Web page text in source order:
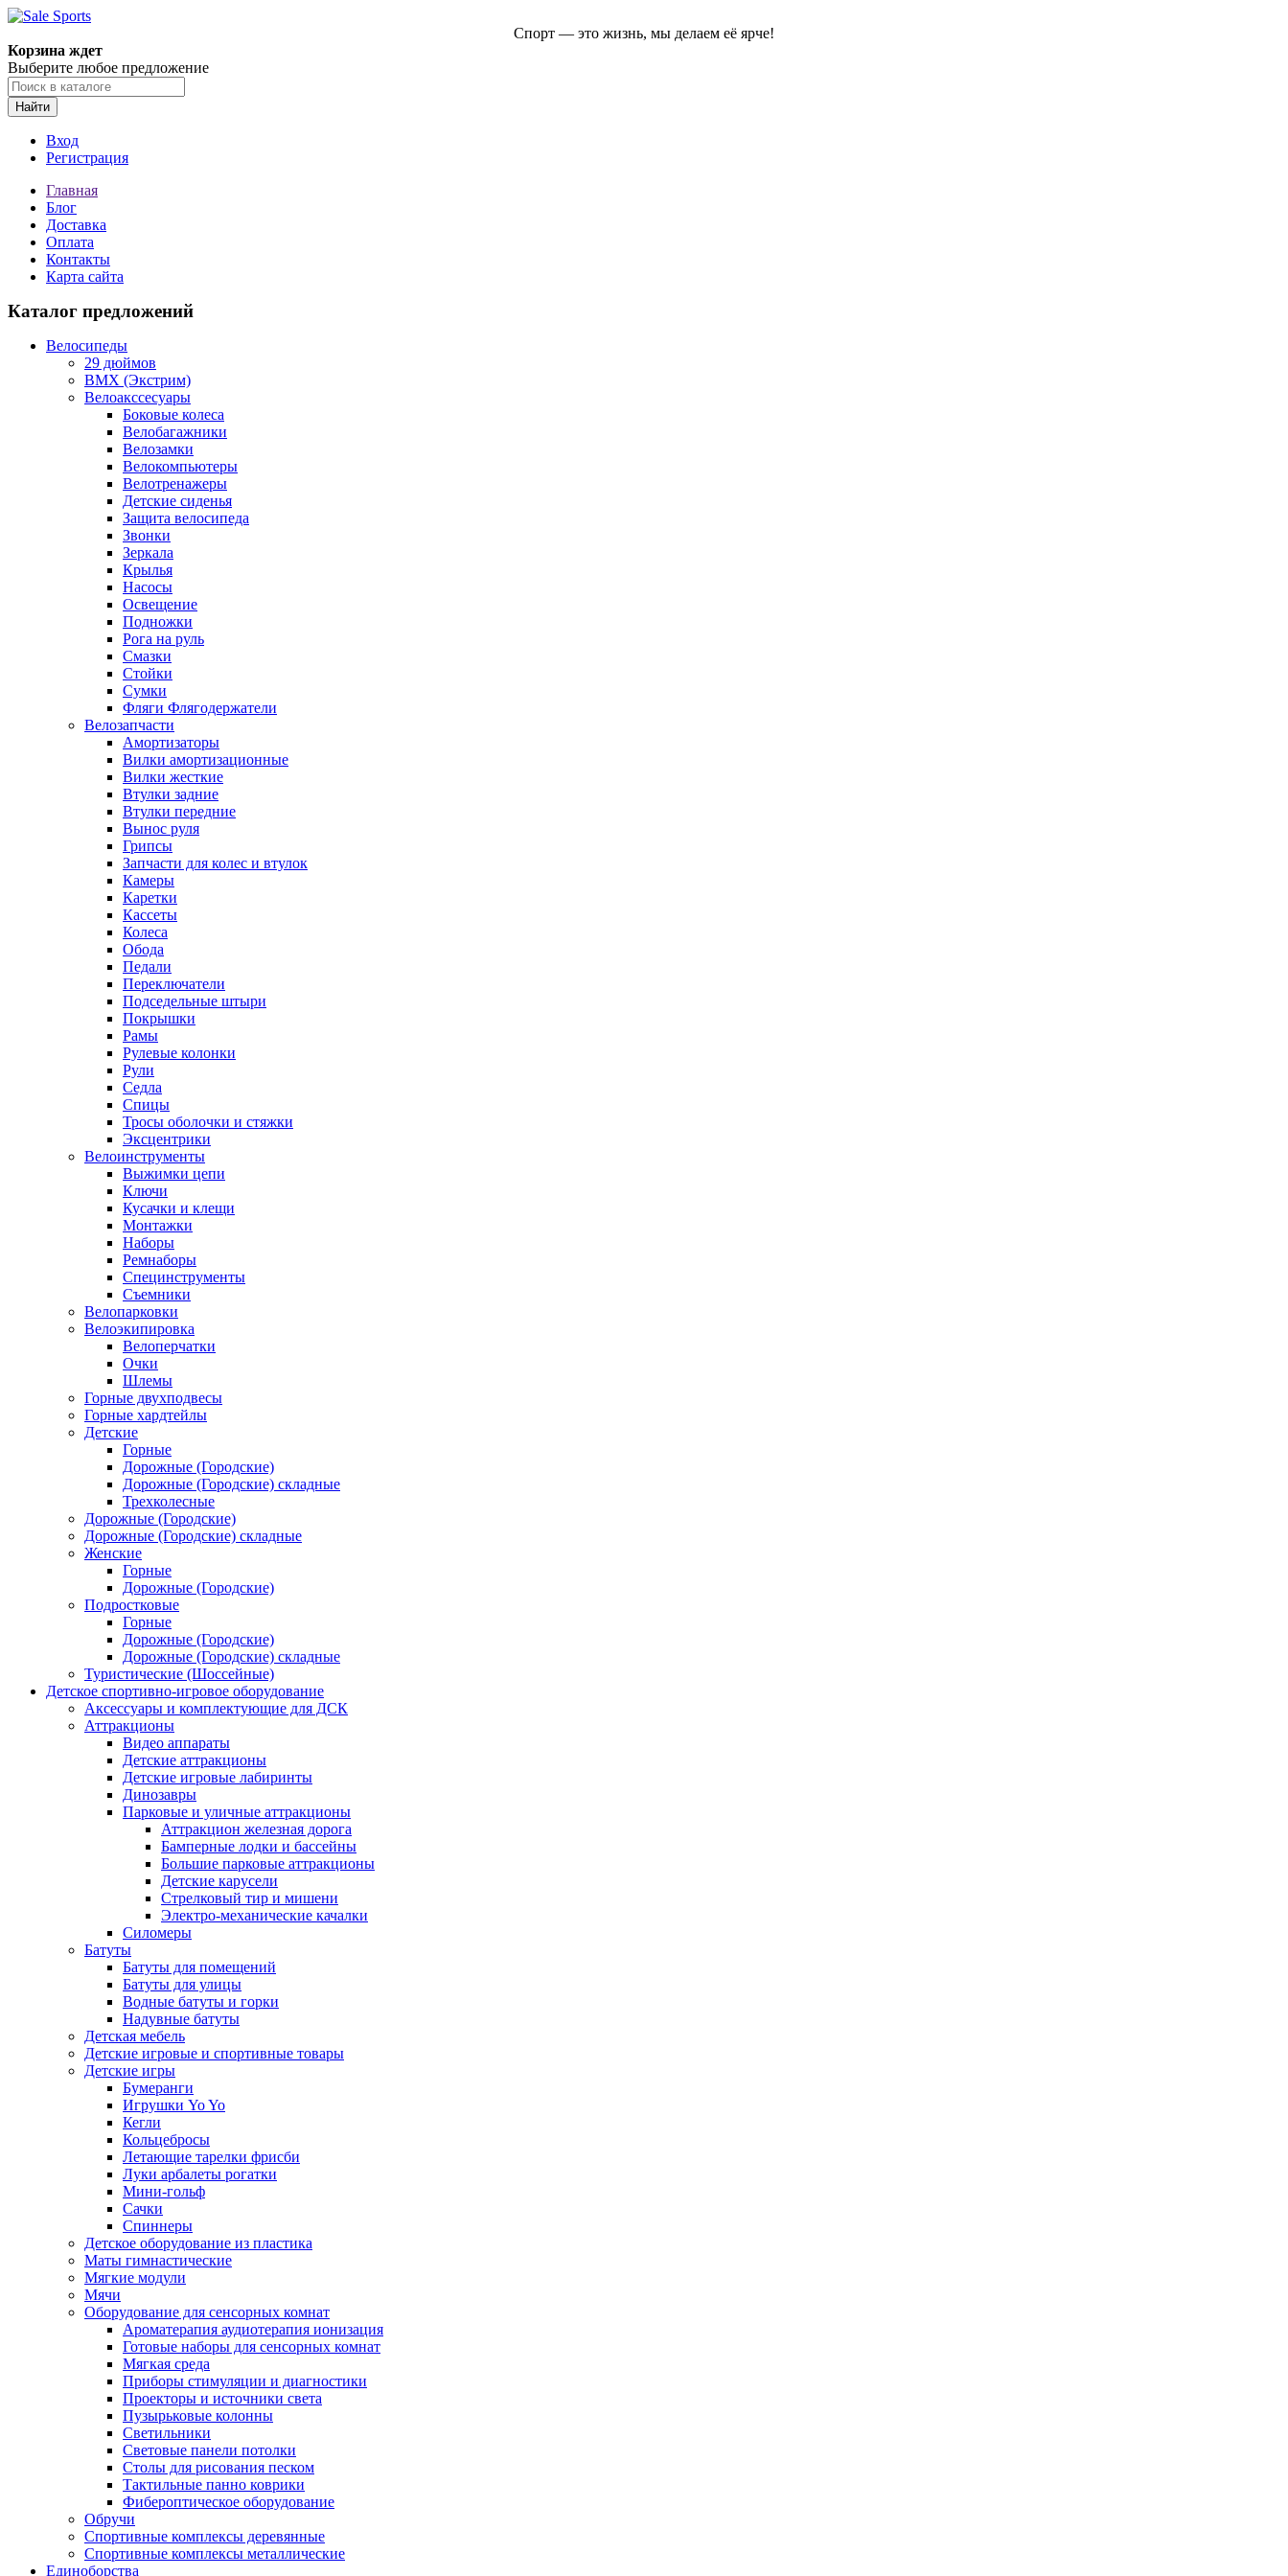
Спорт — это жизнь, мы делаем её ярче!
Корзина ждет
Выберите любое предложение
Найти
Вход
Регистрация
Главная
Блог
Доставка
Оплата
Контакты
Карта сайта
Каталог предложений
Велосипеды
29 дюймов
BMX (Экстрим)
Велоакссесуары
Боковые колеса
Велобагажники
Велозамки
Велокомпьютеры
Велотренажеры
Детские сиденья
Защита велосипеда
Звонки
Зеркала
Крылья
Насосы
Освещение
Подножки
Рога на руль
Смазки
Стойки
Сумки
Фляги Флягодержатели
Велозапчасти
Амортизаторы
Вилки амортизационные
Вилки жесткие
Втулки задние
Втулки передние
Вынос руля
Грипсы
Запчасти для колес и втулок
Камеры
Каретки
Кассеты
Колеса
Обода
Педали
Переключатели
Подседельные штыри
Покрышки
Рамы
Рулевые колонки
Рули
Седла
Спицы
Тросы оболочки и стяжки
Эксцентрики
Велоинструменты
Выжимки цепи
Ключи
Кусачки и клещи
Монтажки
Наборы
Ремнаборы
Специнструменты
Съемники
Велопарковки
Велоэкипировка
Велоперчатки
Очки
Шлемы
Горные двухподвесы
Горные хардтейлы
Детские
Горные
Дорожные (Городские)
Дорожные (Городские) складные
Трехколесные
Дорожные (Городские)
Дорожные (Городские) складные
Женские
Горные
Дорожные (Городские)
Подростковые
Горные
Дорожные (Городские)
Дорожные (Городские) складные
Туристические (Шоссейные)
Детское спортивно-игровое оборудование
Аксессуары и комплектующие для ДСК
Аттракционы
Видео аппараты
Детские аттракционы
Детские игровые лабиринты
Динозавры
Парковые и уличные аттракционы
Аттракцион железная дорога
Бамперные лодки и бассейны
Большие парковые аттракционы
Детские карусели
Стрелковый тир и мишени
Электро-механические качалки
Силомеры
Батуты
Батуты для помещений
Батуты для улицы
Водные батуты и горки
Надувные батуты
Детская мебель
Детские игровые и спортивные товары
Детские игры
Бумеранги
Игрушки Yo Yo
Кегли
Кольцебросы
Летающие тарелки фрисби
Луки арбалеты рогатки
Мини-гольф
Сачки
Спиннеры
Детское оборудование из пластика
Маты гимнастические
Мягкие модули
Мячи
Оборудование для сенсорных комнат
Ароматерапия аудиотерапия ионизация
Готовые наборы для сенсорных комнат
Мягкая среда
Приборы стимуляции и диагностики
Проекторы и источники света
Пузырьковые колонны
Светильники
Световые панели потолки
Столы для рисования песком
Тактильные панно коврики
Фибероптическое оборудование
Обручи
Спортивные комплексы деревянные
Спортивные комплексы металлические
Единоборства